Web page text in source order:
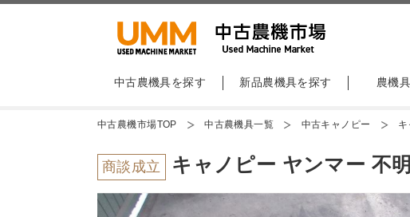
中古農機具を探す 新品農機具を探す 農機
中古農機市場TOP 中古農機具一覧 中古キャノピー
商談成立 キャノピー ヤンマー 不明